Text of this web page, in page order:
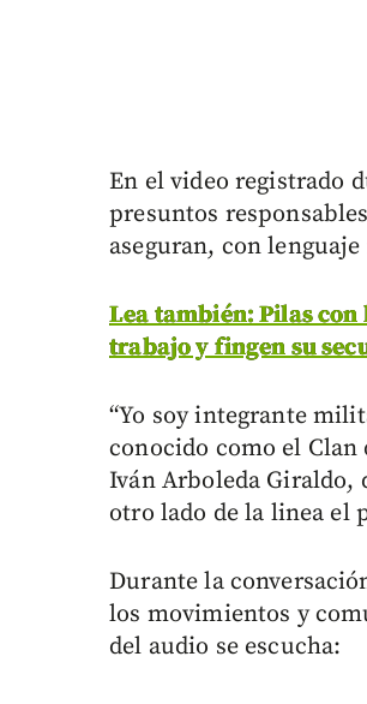
En el video registrado
presuntos
aseguran, con
Lea también: Pilas
trabajo y fingen su
“Yo soy integrante
conocido como el
Iván Arboleda Giraldo,
otro lado de la linea el
Durante la
los movimientos y
del audio se escucha: